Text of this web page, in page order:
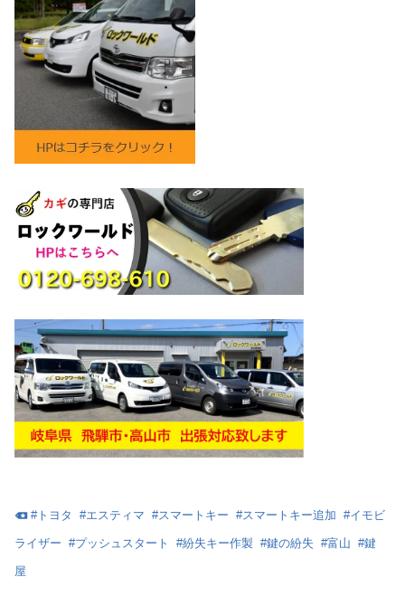
#トヨタ #エスティマ #スマートキー #スマートキー追加 #イモビ
ライザー #プッシュスタート #紛失キー作製 #鍵の紛失 #富山 #鍵
屋